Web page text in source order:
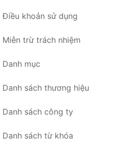
Điều khoản sử dụng
Miễn trừ trách nhiệm
Danh mục
Danh sách thương hiệu
Danh sách công ty
Danh sách từ khóa